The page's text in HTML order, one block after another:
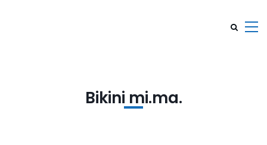
Bikini mi.ma.